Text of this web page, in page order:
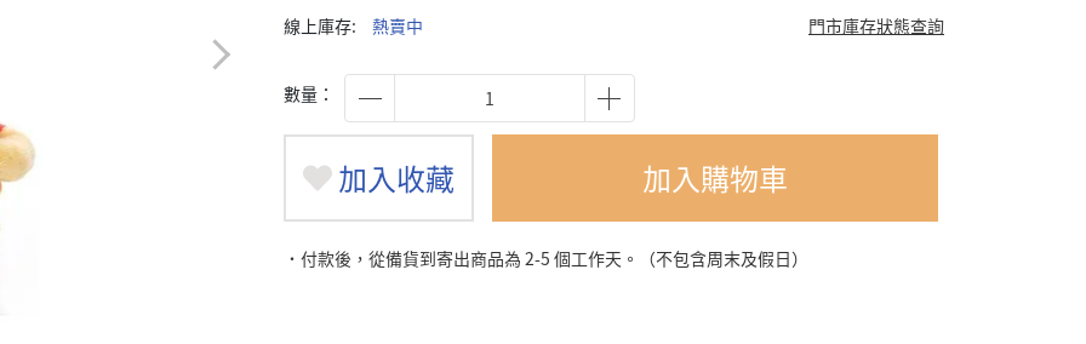
線上庫存: 熱賣中 門市庫存狀態查詢
數量：
加入收藏 加入購物車
˙付款後，從備貨到寄出商品為 2-5 個工作天。（不包含周末及假日）